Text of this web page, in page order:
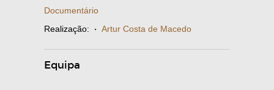
Documentário
Realização: · Artur Costa de Macedo
Equipa